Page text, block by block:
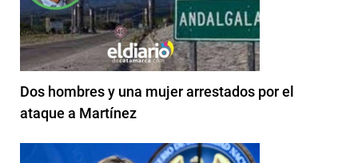
Dos hombres y una mujer arrestados por el
ataque a Martínez